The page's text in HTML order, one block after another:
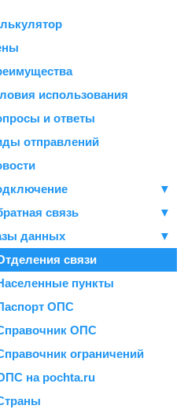
использования
и ответы
отправлений
▼
связь
▼
данных
▼
связи
пункты
ОПС
ОПС
ограничений
на pochta.ru